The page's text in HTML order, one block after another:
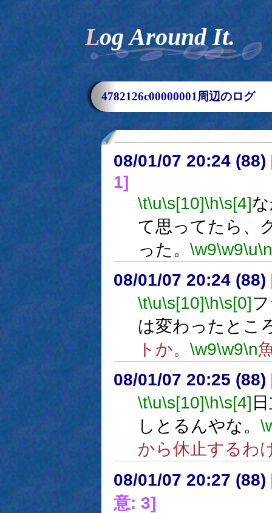
Log Around It.
4782126c00000001周辺のログ
08/01/07 20:24 (88)
1]
\t\u\s[10]\h\s[4]
て思ってたら、
った。 \w9\w9\u\n
08/01/07 20:24 (88)
\t\u\s[10]\h\s[0]
は変わったとこ
トか。 \w9\w9\n
08/01/07 20:25 (88)
\t\u\s[10]\h\s[4]
しとるんやな。
から休止するわ
08/01/07 20:27 (88)
意: 3]